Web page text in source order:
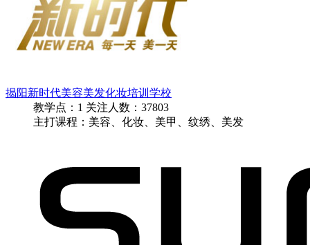
揭阳新时代美容美发化妆培训学校
教学点： 1 关注人数： 37803
主打课程：美容、化妆、美甲、纹绣、美发